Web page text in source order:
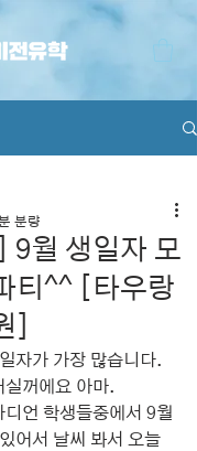
9월 생일자 모
티^^ [타우랑
]
분량
자가 가장 많습니다.
실꺼에요 아마.
언 학생들중에서 9월
어서 날씨 봐서 오늘